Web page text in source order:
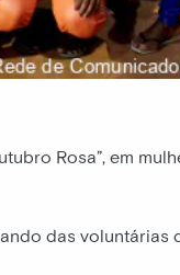
Rosa”, em
das voluntárias